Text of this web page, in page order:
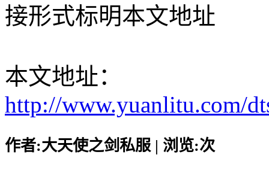
接形式标明本文地址
本文地址：
http://www.yuanlitu.com/
作者:大天使之剑私服 | 浏览:次